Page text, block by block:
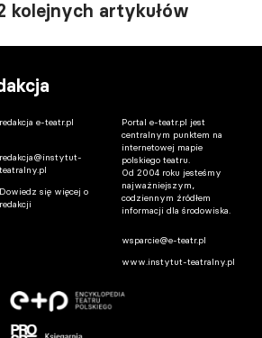
kolejnych artykułów
redakcja e-teatr.pl
redakcja@instytut-
teatralny.pl
Dowiedz się więcej o
redakcji
Portal e-teatr.pl jest
centralnym punktem na
internetowej mapie
polskiego teatru.
Od 2004 roku jesteśmy
najważniejszym,
codziennym źródłem
informacji dla środowiska.
wsparcie@e-teatr.pl
www.instytut-teatralny.pl